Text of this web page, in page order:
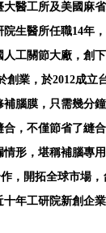
醫工所及美國麻
生醫所任職14年
工關節大廠，創
業，於2012成立
腦膜，只需幾分
，不僅節省了縫
形，堪稱補腦專
，開拓全球市場
十年工研院新創企